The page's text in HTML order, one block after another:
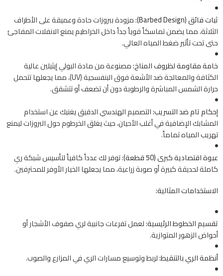
ثبات فائق (Barbed Design):
مزودة ببروزات حادة وعميقة على الأطراف
الثلاثة، مما يضمن تماسكاً قوياً جداً داخل الخراطيم يمنع الانفلات المفاجئ
حتى تحت تأثير ضغط المياه العالي.
خامة مقاومة لظروف المناخ:مصنوعة من مادة البولي إيثيلين عالية
الكثافة والمعالجة ضد الأشعة فوق البنفسجية (UV)، مما يجعلها تتحمل
حرارة الشمس المباشرة والرطوبة دون أن تضعف أو تتشقق.
إحكام تام ضد التسريب:التصميم الهندسي الدقيق يغنيك عن استخدام
المشابك الإضافية في أغلب الأحيان، حيث يغلق الخرطوم حول البروزات ليمنع
تهريب المياه تماماً.
عبوة اقتصادية كبرى (50 قطعة):
توفر لك عدداً كافياً لتأسيس شبكة ري
كاملة لحديقة كبيرة أو صوبة زراعية، مما يجعلها الخيار الأوفر للمحترفين.
الاستخدامات المثالية:
تقسيم الخطوط الرئيسية:لعمل تفرعات جانبية لري صفوف الأشجار أو
أحواض الزهور المتوازية.
أنظمة الري بالتنقيط:لربط وتوسيع مسارات الري في المزارع والصوب.